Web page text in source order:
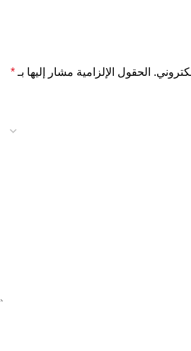
الحقول الإلزامية مشار إليها بـ *